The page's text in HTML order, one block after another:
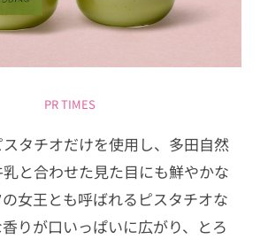
PR TIMES
タチオだけを使用し、多田自然
と合わせた見た目にも鮮やかな
女王とも呼ばれるピスタチオな
りが口いっぱいに広がり、とろ